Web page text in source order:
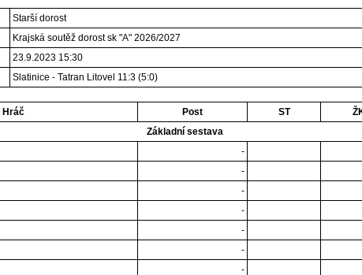
Starší­ dorost
Krajská soutěž dorost sk "A" 2026/2027
23.9.2023 15:30
Slatinice - Tatran Litovel 11:3 (5:0)
Hráč Post ST
Základní sestava
-
-
-
-
-
-
-